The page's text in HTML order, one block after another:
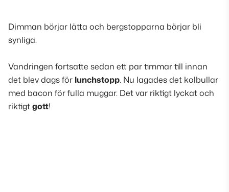
Dimman börjar lätta och bergstopparna börjar bli
synliga.
Vandringen fortsatte sedan ett par timmar till innan
det blev dags för lunchstopp. Nu lagades det kolbullar
med bacon för fulla muggar. Det var riktigt lyckat och
riktigtgott!